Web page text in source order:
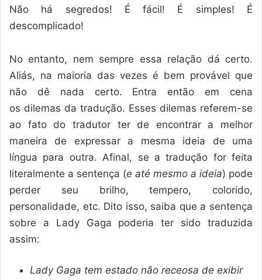
Não há segredos! É fácil! É simples! É
descomplicado!
No entanto, nem sempre essa relação dá certo.
Aliás, na maioria das vezes é bem provável que
não dê nada certo. Entra então em cena
os dilemas da tradução. Esses dilemas referem-se
ao fato do tradutor ter de encontrar a melhor
maneira de expressar a mesma ideia de uma
língua para outra. Afinal, se a tradução for feita
literalmente a sentença (e até mesmo a ideia) pode
perder seu brilho, tempero, colorido,
personalidade, etc. Dito isso, saiba que a sentença
sobre a Lady Gaga poderia ter sido traduzida
assim:
Lady Gaga tem estado não receosa de exibir